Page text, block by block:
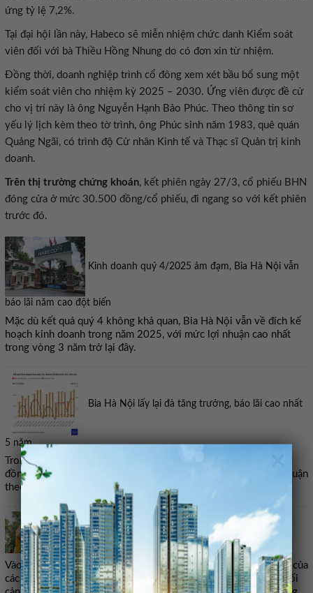
×
ứng tỷ lệ 7,2%.
Tại đại hội lần này, Habeco sẽ miễn nhiệm chức danh Kiểm soát
viên đối với bà Thiều Hồng Nhung do có đơn xin từ nhiệm.
Đồng thời, doanh nghiệp trình cổ đông xem xét bầu bổ sung một
kiểm soát viên cho nhiệm kỳ 2025 – 2030. Ứng viên được đề cử
cho vị trí này là ông Nguyễn Hạnh Bảo Phúc. Theo thông tin sơ
yếu lý lịch kèm theo tờ trình, ông Phúc sinh năm 1983, quê quán
Quảng Ngãi, có trình độ Cử nhân Kinh tế và Thạc sĩ Quản trị kinh
doanh.
Trên thị trường chứng khoán, kết phiên ngày 27/3, cổ phiếu BHN
đóng cửa ở mức 30.500 đồng/cổ phiếu, đi ngang so với kết phiên
trước đó.
Kinh doanh quý 4/2025 ảm đạm, Bia Hà Nội vẫn
báo lãi năm cao đột biến
Mặc dù kết quả quý 4 không khả quan, Bia Hà Nội vẫn về đích kế
hoạch kinh doanh trong năm 2025, với mức lợi nhuận cao nhất
trong vòng 3 năm trở lại đây.
Bia Hà Nội lấy lại đà tăng trưởng, báo lãi cao nhất
5 năm
Trong quý 3/2025, lợi luận sau thuế của Habeco đạt 238,4 tỷ
đồng, tăng mạnh 72,2% so với cùng kỳ. Đây cũng là mức lợi nhuận
theo quý cao nhất của công ty kể từ đầu năm 2021.
Vì đâu lợi nhuận hai ‘ông lớn’ ngành bia lao dốc
Vào mùa cao điểm tiêu thụ cuối năm nhưng doanh số bán hàng của
các hãng bia cũng không có sự đột phá do sự ảnh hưởng của bối